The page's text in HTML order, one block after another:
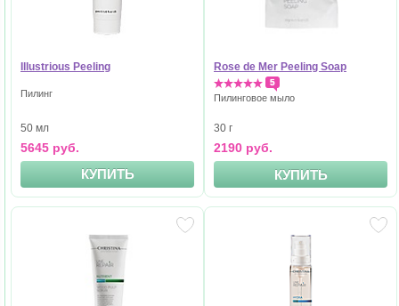
Illustrious Peeling
Пилинг
50 мл
5645 руб.
КУПИТЬ
Rose de Mer Peeling Soap
5
Пилинговое мыло
30 г
2190 руб.
КУПИТЬ